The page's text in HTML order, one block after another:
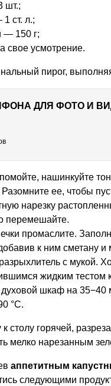
шт.;
ст. л.;
— 150 г;
свое усмотрение.
пирог,
ДЛЯ ФОТО И
нашинкуйте
ее, чтобы
нарезку
перемешайте.
промаслите.
к ним сметану
с мукой.
жидким тестом
шкаф на 35−40
°C.
столу горячей,
мелко нарезанным
аппетитным
следующими